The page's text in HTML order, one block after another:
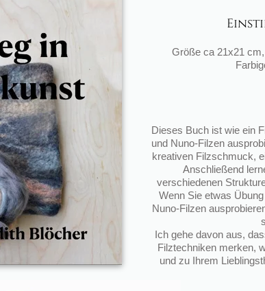
Größe ca 21x21
Dieses Buch ist wie ein
und Nuno-Filzen
kreativen Filzschmuck,
Anschließend
verschiedenen
Wenn Sie etwas Ü
Nuno-Filzen
Ich gehe davon aus,
Filztechniken merken,
und zu Ihrem